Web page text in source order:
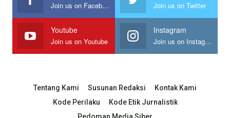
Join us on Facebook Join us on Twitter
Youtube
Join us on Youtube
Instagram
Join us on Instagram
Tentang Kami Susunan Redaksi
Kontak Kami
Kode Perilaku
Kode Etik Jurnalistik